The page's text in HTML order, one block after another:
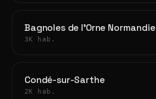
Bagnoles de l'Orne Normandie
3K hab.
Condé-sur-Sarthe
2K hab.